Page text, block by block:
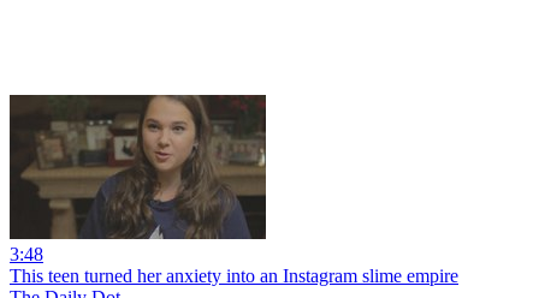
3:48
This teen turned her anxiety into an Instagram slime empire